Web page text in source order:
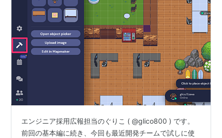
エンジニア採用広報担当のぐりこ ( @glico800 ) です。
前回の基本編に続き、今回も最近開発チームで試しに使